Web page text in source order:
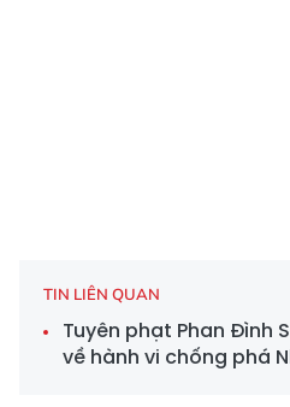
TIN LIÊN QUAN
Tuyên phạt Phan Đình
về hành vi chống phá